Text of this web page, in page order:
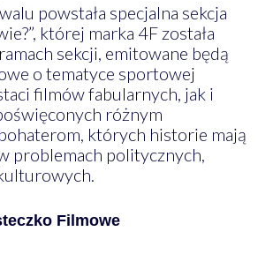
powstała specjalna sekcja
której marka 4F została
sekcji, emitowane będą
o tematyce sportowej
filmów fabularnych, jak i
różnym
których historie mają
problemach politycznych,
Filmowe